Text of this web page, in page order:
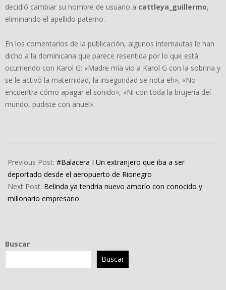
decidió cambiar su nombre de usuario a cattleya_guillermo,
eliminando el apellido paterno.
En los comentarios de la publicación, algunos internautas le han
dicho a la dominicana que parece resentida por lo que está
ocurriendo con Karol G: «Madre mía vio a Karol G con la sobrina y
se le activó la maternidad, la inseguridad se nota eh», «No
encuentra cómo apagar el sonido», «Ni con toda la brujería del
mundo, pudiste con anuel».
05-
18
Previous Post: #Balacera I Un extranjero que iba a ser
deportado desde el aeropuerto de Rionegro
Next Post: Belinda ya tendría nuevo amorío con conocido y
millonario empresario
Buscar
Buscar